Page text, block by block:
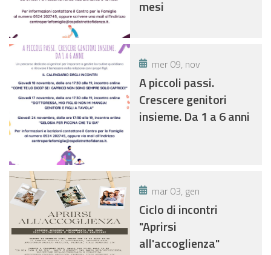
mesi
mer 09, nov
A piccoli passi.
Crescere genitori
insieme. Da 1 a 6 anni
mar 03, gen
Ciclo di incontri
"Aprirsi
all'accoglienza"